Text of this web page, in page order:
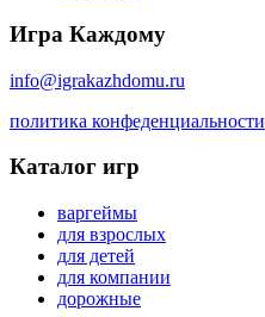
Игра Каждому
info@igrakazhdomu.ru
политика конфеденциальности
Каталог игр
варгеймы
для взрослых
для детей
для компании
дорожные